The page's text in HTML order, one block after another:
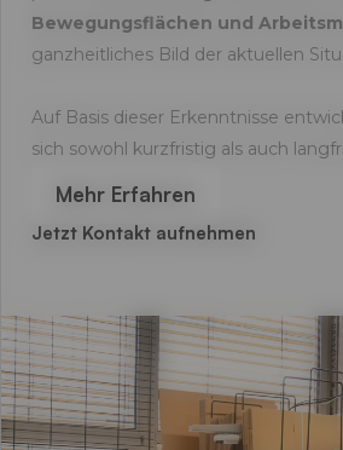
Bewegungsflächen und
ganzheitliches Bild der aktuellen
Auf Basis dieser Erkenntnisse
sich sowohl kurzfristig als auch
Mehr Erfahren
Jetzt Kontakt aufnehmen